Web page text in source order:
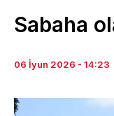
Sabaha
06 İyun 2026 - 14:23